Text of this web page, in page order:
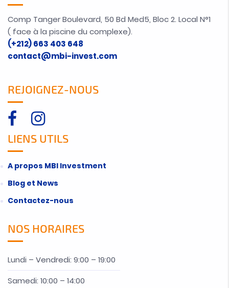
Comp Tanger Boulevard, 50 Bd Med5, Bloc 2. Local N°1
( face à la piscine du complexe).
(+212) 663 403 648
contact@mbi-invest.com
REJOIGNEZ-NOUS
LIENS UTILS
A propos MBI Investment
Blog et News
Contactez-nous
NOS HORAIRES
Lundi – Vendredi: 9:00 – 19:00
Samedi: 10:00 – 14:00